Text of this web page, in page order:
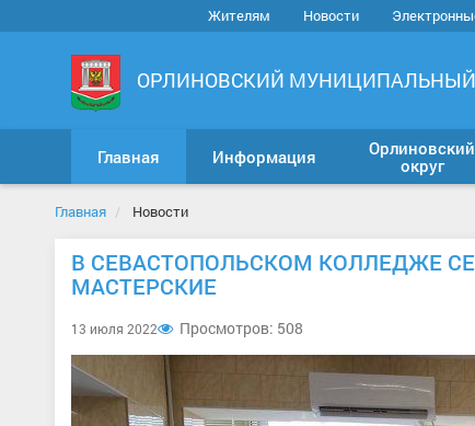
Жителям Новости
ОРЛИНОВСКИЙ МУНИЦИПАЛЬНЫЙ
Главная Информация
Орлиновский
округ
Главная Новости
В СЕВАСТОПОЛЬСКОМ КОЛЛЕДЖЕ
МАСТЕРСКИЕ
13 июля 2022 Просмотров: 508